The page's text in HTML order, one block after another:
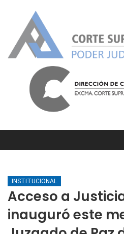
INSTITUCIONAL
Acceso a
inauguró este